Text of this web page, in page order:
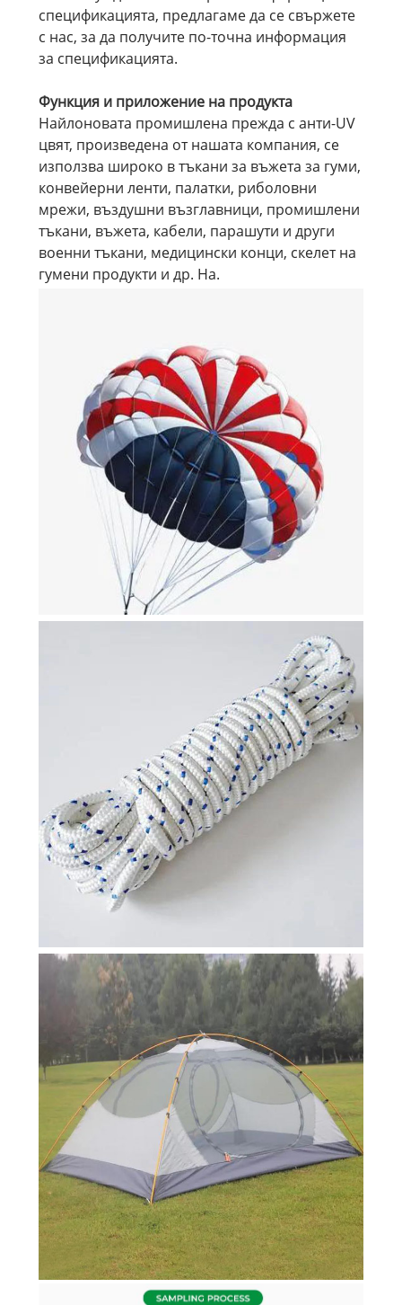
спецификацията, предлагаме да се свържете
с нас, за да получите по-точна информация
за спецификацията.
Функция и приложение на продукта
Найлоновата промишлена прежда с анти-UV
цвят, произведена от нашата компания, се
използва широко в тъкани за въжета за гуми,
конвейерни ленти, палатки, риболовни
мрежи, въздушни възглавници, промишлени
тъкани, въжета, кабели, парашути и други
военни тъкани, медицински конци, скелет на
гумени продукти и др. На.